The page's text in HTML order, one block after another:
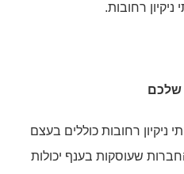
רחובות.
שלכם
ניקיון רחובות כוללים בעצם
שעוסקות בענף יכולות